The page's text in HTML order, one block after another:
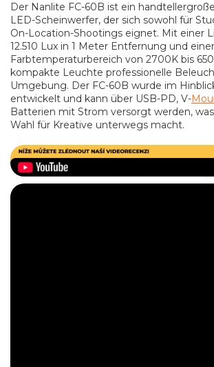
Der Nanlite FC-60B ist ein
LED-Scheinwerfer, der sich sowohl für
On-Location-Shootings eignet. Mit einer
12.510 Lux in 1 Meter Entfernung und
Farbtemperaturbereich von 2700K bis
kompakte Leuchte professionelle
Umgebung. Der FC-60B wurde im
entwickelt und kann über USB-PD, V-
Batterien mit Strom versorgt werden,
Wahl für Kreative unterwegs macht.